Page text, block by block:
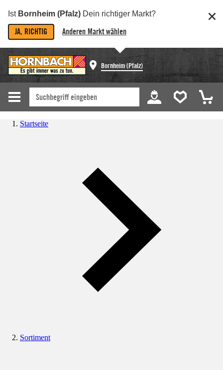
Ist Bornheim (Pfalz) Dein richtiger Markt?
JA, RICHTIG Anderen Markt wählen
Bornheim (Pfalz)
Startseite
Sortiment